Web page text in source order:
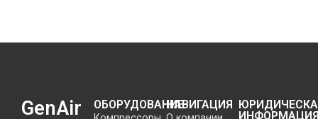
GenAir
ОБОРУДОВАНИЕНАВИГАЦИЯ